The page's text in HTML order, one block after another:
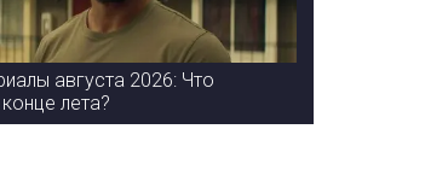
августа 2026: Что
лета?